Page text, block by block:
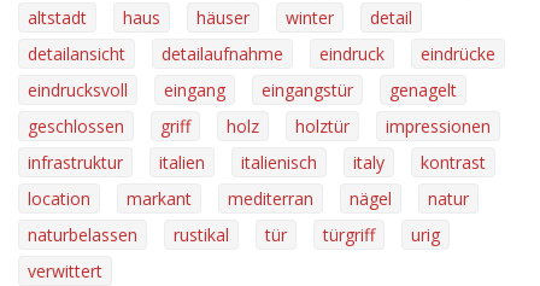
altstadt
haus häuser winter
detail
detailansicht
detailaufnahme eindruck
eindrücke
eindrucksvoll
eingang eingangstür
genagelt
geschlossen
griff holz holztür
impressionen
infrastruktur
italien italienisch italy
kontrast
location
markant mediterran nägel
natur
naturbelassen
rustikal tür türgriff
urig
verwittert